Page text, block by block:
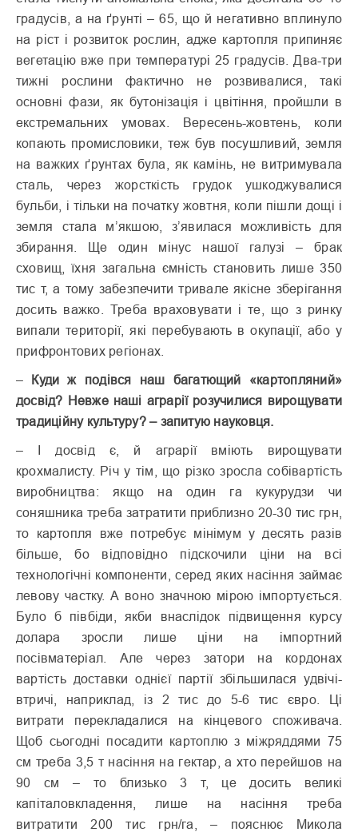
градусів, а на ґрунті – 65, що й негативно вплинуло
на ріст і розвиток рослин, адже картопля припиняє
вегетацію вже при температурі 25 градусів. Два-три
тижні рослини фактично не розвивалися, такі
основні фази, як бутонізація і цвітіння, пройшли в
екстремальних умовах. Вересень-жовтень, коли
копають промисловики, теж був посушливий, земля
на важких ґрунтах була, як камінь, не витримувала
сталь, через жорсткість грудок ушкоджувалися
бульби, і тільки на початку жовтня, коли пішли дощі і
земля стала м’якшою, з’явилася можливість для
збирання. Ще один мінус нашої галузі – брак
сховищ, їхня загальна ємність становить лише 350
тис т, а тому забезпечити тривале якісне зберігання
досить важко. Треба враховувати і те, що з ринку
випали території, які перебувають в окупації, або у
прифронтових регіонах.
– Куди ж подівся наш багатющий «картопляний»
досвід? Невже наші аграрії розучилися вирощувати
традиційну культуру? – запитую науковця.
– І досвід є, й аграрії вміють вирощувати
крохмалисту. Річ у тім, що різко зросла собівартість
виробництва: якщо на один га кукурудзи чи
соняшника треба затратити приблизно 20-30 тис грн,
то картопля вже потребує мінімум у десять разів
більше, бо відповідно підскочили ціни на всі
технологічні компоненти, серед яких насіння займає
левову частку. А воно значною мірою імпортується.
Було б півбіди, якби внаслідок підвищення курсу
долара зросли лише ціни на імпортний
посівматеріал. Але через затори на кордонах
вартість доставки однієї партії збільшилася удвічі-
втричі, наприклад, із 2 тис до 5-6 тис євро. Ці
витрати перекладалися на кінцевого споживача.
Щоб сьогодні посадити картоплю з міжряддями 75
см треба 3,5 т насіння на гектар, а хто перейшов на
90 см – то близько 3 т, це досить великі
капіталовкладення, лише на насіння треба
витратити 200 тис грн/га, – пояснює Микола